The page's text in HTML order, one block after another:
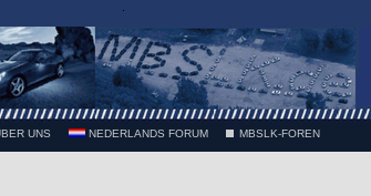
UNS NEDERLANDS FORUM MBSLK-FOREN